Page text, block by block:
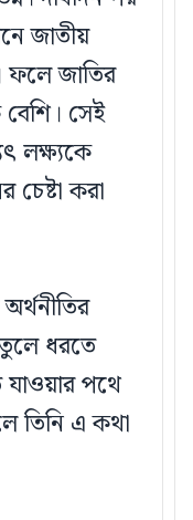
জাতীয়
ফলে জাতির
সেই
লক্ষ্যকে
করা
ধরতে
পথে
তিনি এ কথা